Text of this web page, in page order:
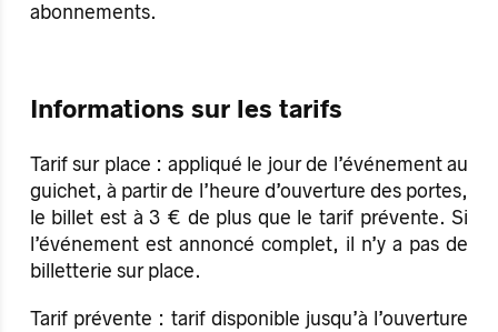
abonnements.
Informations sur les tarifs
Tarif sur place : appliqué le jour de l’événement au
guichet, à partir de l’heure d’ouverture des portes,
le billet est à 3 € de plus que le tarif prévente. Si
l’événement est annoncé complet, il n’y a pas de
billetterie sur place.
Tarif prévente : tarif disponible jusqu’à l’ouverture